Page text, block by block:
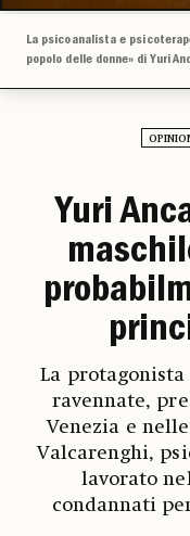
La psicoanalista e
popolo delle donne» di Yuri
Yuri
La
ravennate,
Venezia e
Valcarenghi,
lavorato
condannati